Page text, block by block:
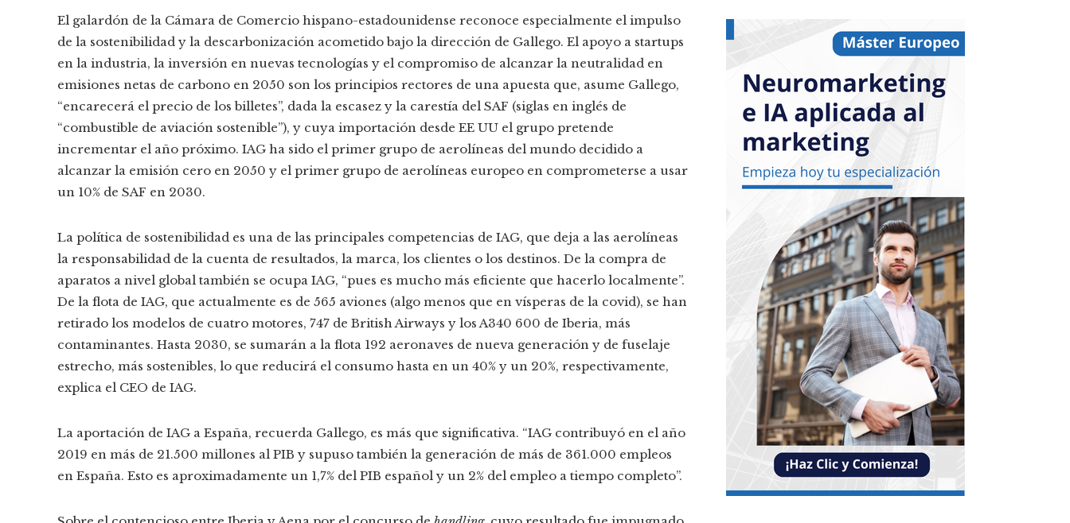
El galardón de la Cámara de Comercio hispano-estadounidense reconoce especialmente el impulso
de la sostenibilidad y la descarbonización acometido bajo la dirección de Gallego. El apoyo a startups
en la industria, la inversión en nuevas tecnologías y el compromiso de alcanzar la neutralidad en
emisiones netas de carbono en 2050 son los principios rectores de una apuesta que, asume Gallego,
“encarecerá el precio de los billetes”, dada la escasez y la carestía del SAF (siglas en inglés de
“combustible de aviación sostenible”), y cuya importación desde EE UU el grupo pretende
incrementar el año próximo. IAG ha sido el primer grupo de aerolíneas del mundo decidido a
alcanzar la emisión cero en 2050 y el primer grupo de aerolíneas europeo en comprometerse a usar
un 10% de SAF en 2030.
La política de sostenibilidad es una de las principales competencias de IAG, que deja a las aerolíneas
la responsabilidad de la cuenta de resultados, la marca, los clientes o los destinos. De la compra de
aparatos a nivel global también se ocupa IAG, “pues es mucho más eficiente que hacerlo localmente”.
De la flota de IAG, que actualmente es de 565 aviones (algo menos que en vísperas de la covid), se han
retirado los modelos de cuatro motores, 747 de British Airways y los A340 600 de Iberia, más
contaminantes. Hasta 2030, se sumarán a la flota 192 aeronaves de nueva generación y de fuselaje
estrecho, más sostenibles, lo que reducirá el consumo hasta en un 40% y un 20%, respectivamente,
explica el CEO de IAG.
La aportación de IAG a España, recuerda Gallego, es más que significativa. “IAG contribuyó en el año
2019 en más de 21.500 millones al PIB y supuso también la generación de más de 361.000 empleos
en España. Esto es aproximadamente un 1,7% del PIB español y un 2% del empleo a tiempo completo”.